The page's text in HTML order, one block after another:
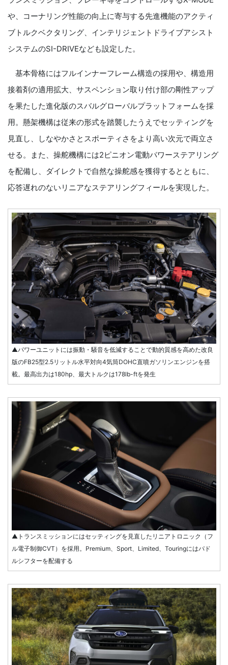
や、コーナリング性能の向上に寄与する先進機能のアクティ
ブトルクベクタリング、インテリジェントドライブアシスト
システムのSI-DRIVEなども設定した。
基本骨格にはフルインナーフレーム構造の採用や、構造用
接着剤の適用拡大、サスペンション取り付け部の剛性アップ
を果たした進化版のスバルグローバルプラットフォームを採
用。懸架機構は従来の形式を踏襲したうえでセッティングを
見直し、しなやかさとスポーティさをより高い次元で両立さ
せる。また、操舵機構には2ピニオン電動パワーステアリング
を配備し、ダイレクトで自然な操舵感を獲得するとともに、
応答遅れのないリニアなステアリングフィールを実現した。
▲パワーユニットには振動・騒音を低減することで動的質感を高めた改良
版のFB25型2.5リットル水平対向4気筒DOHC直噴ガソリンエンジンを搭
載。最高出力は180hp、最大トルクは178lb-ftを発生
▲トランスミッションにはセッティングを見直したリニアトロニック（フ
ル電子制御CVT）を採用。Premium、Sport、Limited、Touringにはパド
ルシフターを配備する